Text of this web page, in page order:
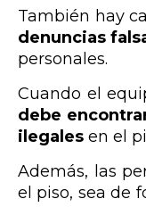
También hay
denuncias
personales.
Cuando el
debe
ilegales en el
Además, las
el piso, sea de